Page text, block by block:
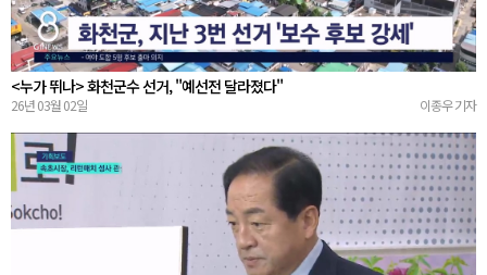
<누가 뛰나> 화천군수 선거, "예선전 달라졌다"
26년 03월 02일 이종우 기자